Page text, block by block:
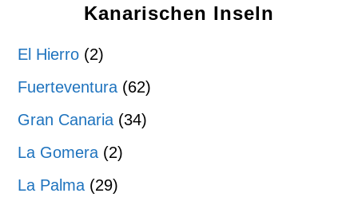
Kanarischen Inseln
El Hierro (2)
Fuerteventura (62)
Gran Canaria (34)
La Gomera (2)
La Palma (29)